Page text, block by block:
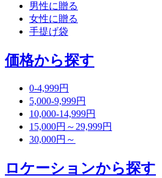
男性に贈る
女性に贈る
手提げ袋
価格から探す
0-4,999円
5,000-9,999円
10,000-14,999円
15,000円～29,999円
30,000円～
ロケーションから探す